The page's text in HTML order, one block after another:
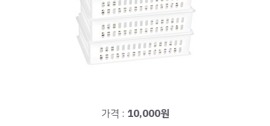
가격 : 10,000원